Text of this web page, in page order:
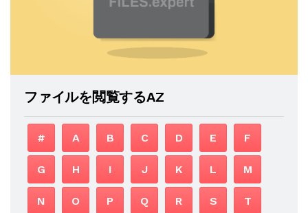
ファイルを閲覧するAZ
# A B C D E F
G H I J K L M
N O P Q R S T